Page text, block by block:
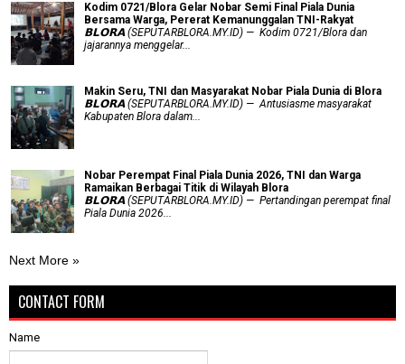
Kodim 0721/Blora Gelar Nobar Semi Final Piala Dunia
Bersama Warga, Pererat Kemanunggalan TNI-Rakyat
𝗕𝗟𝗢𝗥𝗔 (SEPUTARBLORA.MY.ID) — Kodim 0721/Blora dan
jajarannya menggelar...
Makin Seru, TNI dan Masyarakat Nobar Piala Dunia di Blora
𝗕𝗟𝗢𝗥𝗔 (SEPUTARBLORA.MY.ID) — Antusiasme masyarakat
Kabupaten Blora dalam...
Nobar Perempat Final Piala Dunia 2026, TNI dan Warga
Ramaikan Berbagai Titik di Wilayah Blora
𝗕𝗟𝗢𝗥𝗔 (SEPUTARBLORA.MY.ID) — Pertandingan perempat final
Piala Dunia 2026...
Next More »
CONTACT FORM
Name